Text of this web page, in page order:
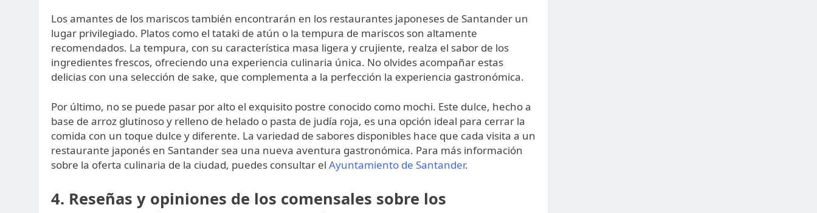
Los amantes de los mariscos también encontrarán en los restaurantes japoneses de Santander un
lugar privilegiado. Platos como el tataki de atún o la tempura de mariscos son altamente
recomendados. La tempura, con su característica masa ligera y crujiente, realza el sabor de los
ingredientes frescos, ofreciendo una experiencia culinaria única. No olvides acompañar estas
delicias con una selección de sake, que complementa a la perfección la experiencia gastronómica.
Por último, no se puede pasar por alto el exquisito postre conocido como mochi. Este dulce, hecho a
base de arroz glutinoso y relleno de helado o pasta de judía roja, es una opción ideal para cerrar la
comida con un toque dulce y diferente. La variedad de sabores disponibles hace que cada visita a un
restaurante japonés en Santander sea una nueva aventura gastronómica. Para más información
sobre la oferta culinaria de la ciudad, puedes consultar el Ayuntamiento de Santander.
4. Reseñas y opiniones de los comensales sobre los